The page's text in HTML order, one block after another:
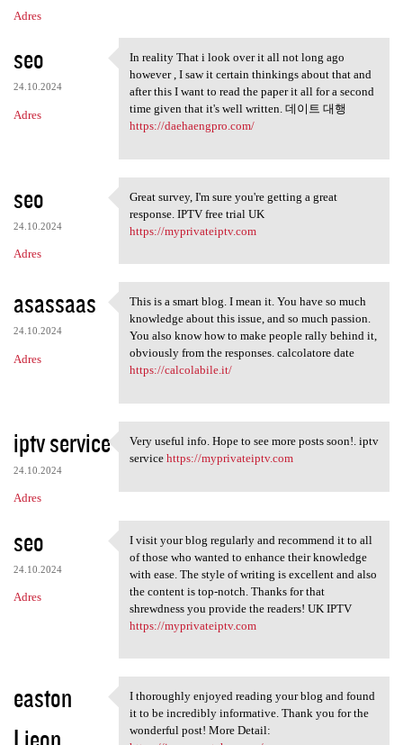
Adres
seo
24.10.2024
Adres
In reality That i look over
In reality That i look over it all not long ago
however , I saw it certain thinkings about that and
after this I want to read the paper it all for a second
time given that it's well written. 데이트 대행
https://daehaengpro.com/
seo
24.10.2024
Adres
Great survey, I'm sure you're
Great survey, I'm sure you're getting a great
response. IPTV free trial UK
https://myprivateiptv.com
asassaas
24.10.2024
Adres
This is a smart blog. I mean
This is a smart blog. I mean it. You have so much
knowledge about this issue, and so much passion.
You also know how to make people rally behind it,
obviously from the responses. calcolatore date
https://calcolabile.it/
iptv service
24.10.2024
Adres
Very useful info. Hope to see
Very useful info. Hope to see more posts soon!. iptv
service https://myprivateiptv.com
seo
24.10.2024
Adres
I visit your blog regularly
I visit your blog regularly and recommend it to all
of those who wanted to enhance their knowledge
with ease. The style of writing is excellent and also
the content is top-notch. Thanks for that
shrewdness you provide the readers! UK IPTV
https://myprivateiptv.com
easton
I thoroughly enjoyed reading
I thoroughly enjoyed reading your blog and found
it to be incredibly informative. Thank you for the
wonderful post! More Detail: